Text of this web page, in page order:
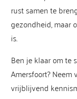
rust samen te
gezondheid, maar
is.
Ben je klaar om te
Amersfoort?
vrijblijvend